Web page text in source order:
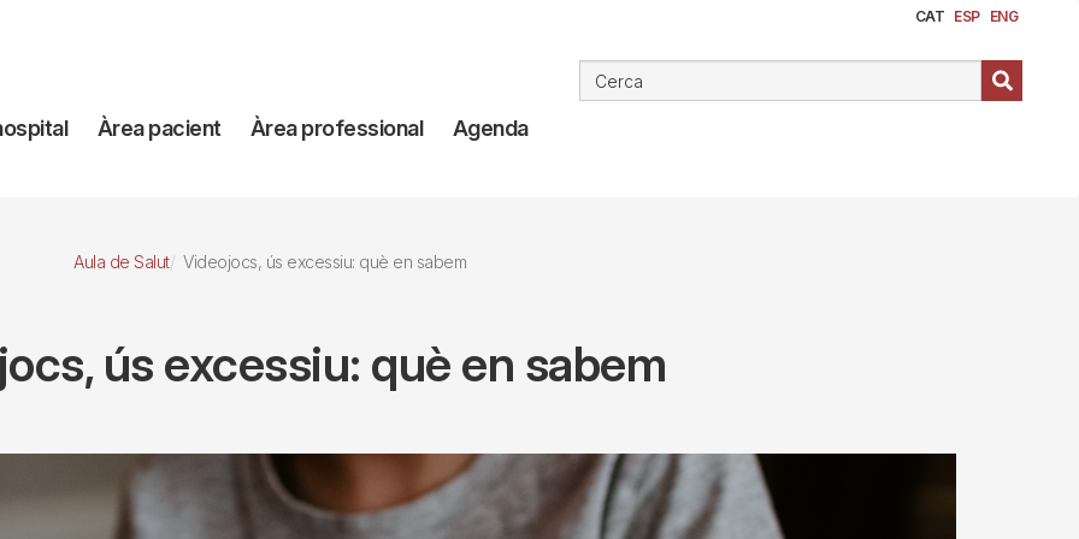
CAT ESP ENG
Àrea pacient Àrea professional Agenda
Aula de Salut Videojocs, ús excessiu: què en sabem
ús excessiu: què en sabem